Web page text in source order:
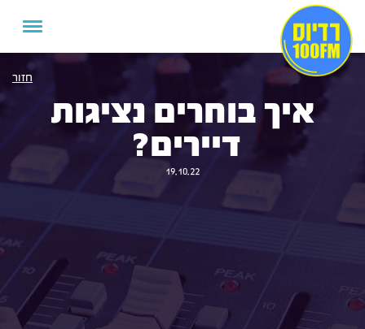
חזור
איך בוחרים נציגות
דיירים?
19.10.22